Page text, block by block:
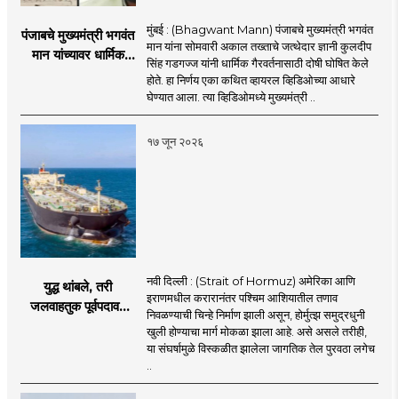
पंजाबचे मुख्यमंत्री भगवंत
मान यांच्यावर धार्मिक
खळबळ
मुंबई : (Bhagwant Mann) पंजाबचे मुख्यमंत्री भगवंत
मान यांना सोमवारी अकाल तख्ताचे जत्थेदार ज्ञानी कुलदीप
सिंह गडगज्ज यांनी धार्मिक गैरवर्तनासाठी दोषी घोषित केले
होते. हा निर्णय एका कथित व्हायरल व्हिडिओच्या आधारे
घेण्यात आला. त्या व्हिडिओमध्ये मुख्यमंत्री ..
१७ जून २०२६
युद्ध थांबले, तरी
जलवाहतुक पूर्वपदावर
चिंता.
नवी दिल्ली : (Strait of Hormuz) अमेरिका आणि
इराणमधील करारानंतर पश्चिम आशियातील तणाव
निवळण्याची चिन्हे निर्माण झाली असून, होर्मुत्झ समुद्रधुनी
खुली होण्याचा मार्ग मोकळा झाला आहे. असे असले तरीही,
या संघर्षामुळे विस्कळीत झालेला जागतिक तेल पुरवठा लगेच